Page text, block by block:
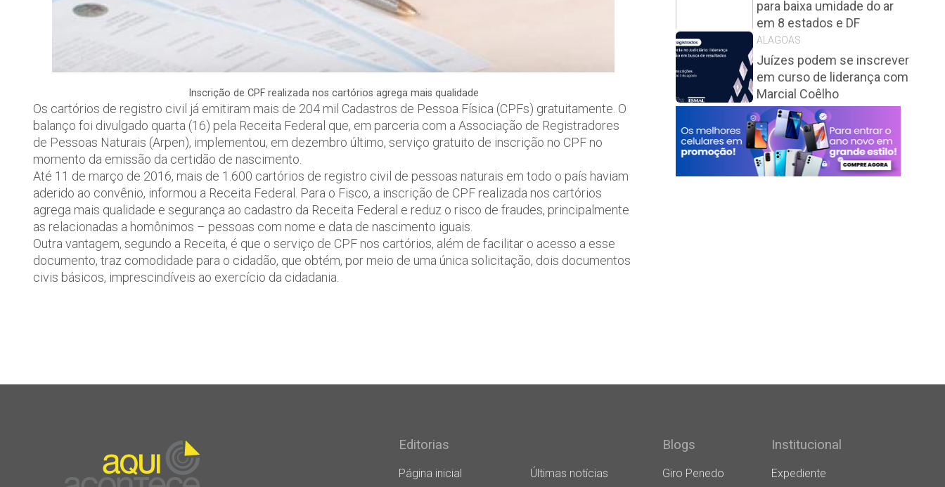
Inscrição de CPF realizada nos cartórios agrega mais qualidade
Os cartórios de registro civil já emitiram mais de 204 mil Cadastros de Pessoa Física (CPFs) gratuitamente. O
balanço foi divulgado quarta (16) pela Receita Federal que, em parceria com a Associação de Registradores
de Pessoas Naturais (Arpen), implementou, em dezembro último, serviço gratuito de inscrição no CPF no
momento da emissão da certidão de nascimento.
Até 11 de março de 2016, mais de 1.600 cartórios de registro civil de pessoas naturais em todo o país haviam
aderido ao convênio, informou a Receita Federal. Para o Fisco, a inscrição de CPF realizada nos cartórios
agrega mais qualidade e segurança ao cadastro da Receita Federal e reduz o risco de fraudes, principalmente
as relacionadas a homônimos – pessoas com nome e data de nascimento iguais.
Outra vantagem, segundo a Receita, é que o serviço de CPF nos cartórios, além de facilitar o acesso a esse
documento, traz comodidade para o cidadão, que obtém, por meio de uma única solicitação, dois documentos
civis básicos, imprescindíveis ao exercício da cidadania.
para baixa umidade do ar
em 8 estados e DF
ALAGOAS
Juízes podem se inscrever
em curso de liderança com
Marcial Coêlho
Editorias
Página inicial Últimas notícias
Blogs
Giro Penedo
Institucional
Expediente